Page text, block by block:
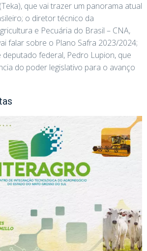
que vai trazer um panorama atual
o diretor técnico da
e Pecuária do Brasil – CNA,
falar sobre o Plano Safra 2023/2024;
federal, Pedro Lupion, que
do poder legislativo para o avanço